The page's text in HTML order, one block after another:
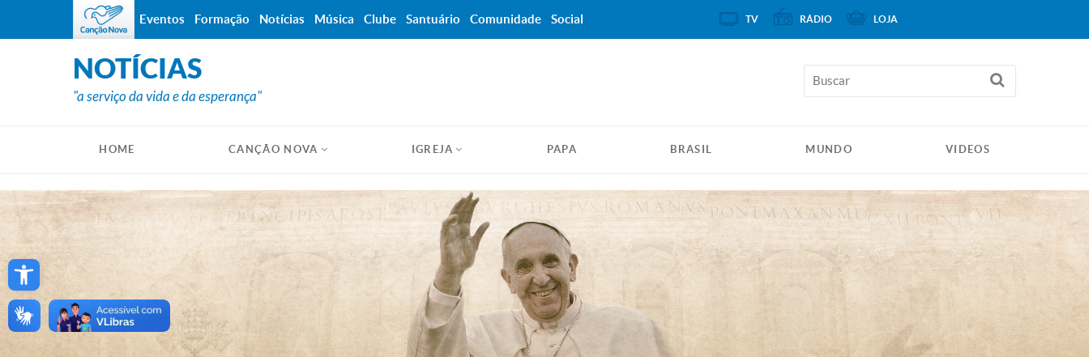
Open toolbar
NOTÍCIAS
"a serviço da vida e da esperança"
HOME CANÇÃO NOVA IGREJA PAPA BRASIL MUNDO VIDEOS
Eventos Formação Notícias Música Clube Santuário Comunidade Social TV RÁDIO LOJA